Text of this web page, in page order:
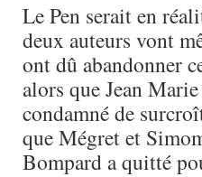
Le Pen serait en
deux auteurs vont
ont dû abandonner
alors que Jean
condamné de
que Mégret et
Bompard a quitté